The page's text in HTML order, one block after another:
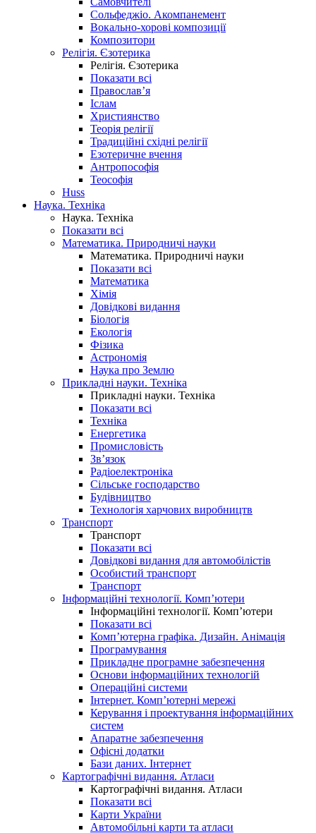
Сольфеджіо. Акомпанемент
Вокально-хорові композиції
Композитори
Релігія. Єзотерика
Релігія. Єзотерика
Показати всі
Православ’я
Іслам
Християнство
Теорія релігії
Традиційні східні релігії
Езотеричне вчення
Антропософія
Теософія
Huss
Наука. Техніка
Наука. Техніка
Показати всі
Математика. Природничі науки
Математика. Природничі науки
Показати всі
Математика
Хімія
Довідкові видання
Біологія
Екологія
Фізика
Астрономія
Наука про Землю
Прикладні науки. Техніка
Прикладні науки. Техніка
Показати всі
Техніка
Енергетика
Промисловість
Зв’язок
Радіоелектроніка
Сільське господарство
Будівництво
Технологія харчових виробництв
Транспорт
Транспорт
Показати всі
Довідкові видання для автомобілістів
Особистий транспорт
Транспорт
Інформаційні технології. Комп’ютери
Інформаційні технології. Комп’ютери
Показати всі
Комп’ютерна графіка. Дизайн. Анімація
Програмування
Прикладне програмне забезпечення
Основи інформаційних технологій
Операційні системи
Інтернет. Комп’ютерні мережі
Керування і проектування інформаційних
систем
Апаратне забезпечення
Офісні додатки
Бази даних. Інтернет
Картографічні видання. Атласи
Картографічні видання. Атласи
Показати всі
Карти України
Автомобільні карти та атласи